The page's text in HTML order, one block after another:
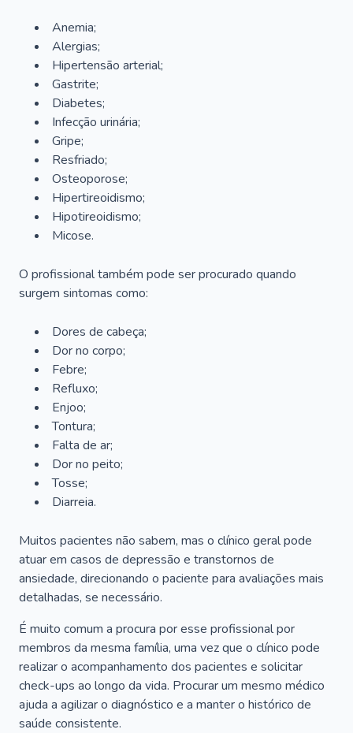
Anemia;
Alergias;
Hipertensão arterial;
Gastrite;
Diabetes;
Infecção urinária;
Gripe;
Resfriado;
Osteoporose;
Hipertireoidismo;
Hipotireoidismo;
Micose.
O profissional também pode ser procurado quando
surgem sintomas como:
Dores de cabeça;
Dor no corpo;
Febre;
Refluxo;
Enjoo;
Tontura;
Falta de ar;
Dor no peito;
Tosse;
Diarreia.
Muitos pacientes não sabem, mas o clínico geral pode
atuar em casos de depressão e transtornos de
ansiedade, direcionando o paciente para avaliações mais
detalhadas, se necessário.
É muito comum a procura por esse profissional por
membros da mesma família, uma vez que o clínico pode
realizar o acompanhamento dos pacientes e solicitar
check-ups ao longo da vida. Procurar um mesmo médico
ajuda a agilizar o diagnóstico e a manter o histórico de
saúde consistente.